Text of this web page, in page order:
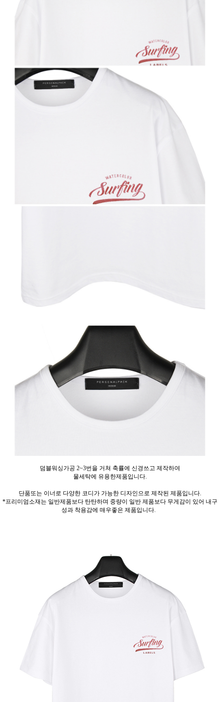
덤블워싱가공 2~3번을 거쳐 축률에 신경쓰고 제작하여
물세탁에 유용한제품입니다.
단품또는 이너로 다양한 코디가 가능한 디자인으로 제작된 제품입니다.
*프리미엄소재는 일반제품보다 탄탄하며 중량이 일반 제품보다 무게감이 있어 내구
성과 착용감에 매우좋은 제품입니다.